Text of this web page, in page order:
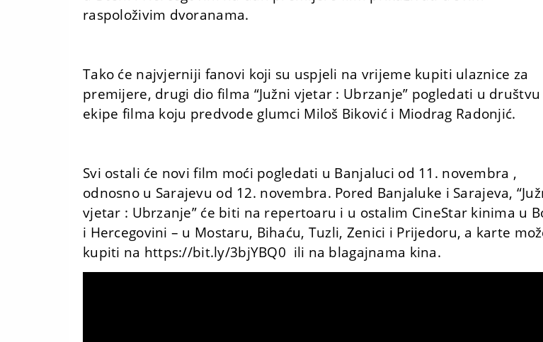
raspoloživim dvoranama.
Tako će najvjerniji fanovi koji su uspjeli na vrijeme kupiti ulaznice za
premijere, drugi dio filma “Južni vjetar : Ubrzanje” pogledati u društvu
ekipe filma koju predvode glumci Miloš Biković i Miodrag Radonjić.
Svi ostali će novi film moći pogledati u Banjaluci od 11. novembra ,
odnosno u Sarajevu od 12. novembra. Pored Banjaluke i Sarajeva,
vjetar : Ubrzanje” će biti na repertoaru i u ostalim CineStar kinima u
i Hercegovini – u Mostaru, Bihaću, Tuzli, Zenici i Prijedoru, a karte
kupiti na https://bit.ly/3bjYBQ0 ili na blagajnama kina.